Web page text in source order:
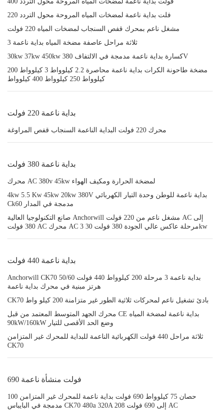
220 فلت بداية ناعمة لمضخات المياه المروحة محول التردد
مشغل ناعم بمحرك قفص السنجاب لمضخات المياه 220 فولت
3 ثلاثة مراحل عاصفة مضخة المياه بداية ناعمة
30kw 37kw 450kw كسارة بداية ناعمة مدمجة في الالتفاف 380V
مضخة طاحونة الكرات بداية ناعمة محاصرة 2.2 كيلوواط 3 كيلوواط 200
كيلوواط 250 كيلوواط 400 كيلوواط
بداية ناعمة 220 فولت
محرك 220 فولت البداية الناعمة السنجاب قفص المراوغة
بداية ناعمة 380 فولت
محرك AC 380v 45kw لمضخة الحرارة ومكيف الهواء
4kw 5.5 Kw 45kw 20kw 380V بداية ناعمة للوطن وحدة التيار الكهربائي
Ck60 مدمجة في المدار
صانع التكنولوجيا العالية Anchorwill مشغل ناعم من 220 فولت AC إلى
380 فولت AC محرك AC 3 مرحلة عاكس عالي الجودة 380 فولت 30kw
بداية ناعمة 440 فولت
Anchorwill CK70 بداية ناعمة 3 مرحلة 200 كيلوواط 440 فولت 50/60
هرتز مبنية في محرك بداية ناعمة
CK70 بادئ تشغيل ناعم لمحركات ثلاثية الطور غير متزامنة 200 كيلو واط
محرك الجهد المتوسط المعتمد من قبل CE بداية ناعمة لمضخة المياه
90kW/160kW وضع الحد الأقصى للتيار
ثلاثة مراحل 440 فولت الكهربائية الناعمة للبداية للمحرك غير المتزامن
CK70
690 فولت منشأة ناعمة
100 حصان 75 كيلوواط 690 فولت بداية ناعمة للمحرك غير المتزامن
مدمجة في البايباس CK70 480a 320A 208 إلى 690 فولت AC